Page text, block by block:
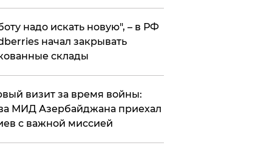
надо искать новую", – в РФ
начал закрывать
склады
визит за время войны:
МИД Азербайджана приехал
с важной миссией